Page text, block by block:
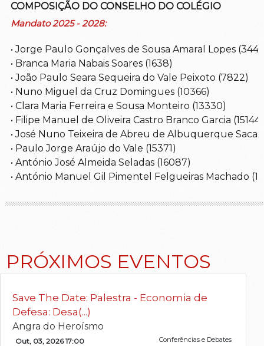
COMPOSIÇÃO DO CONSELHO DO COLÉGIO
Mandato 2025 - 2028:
• Jorge Paulo Gonçalves de Sousa Amaral Lopes (344)
• Branca Maria Nabais Soares (1638)
• João Paulo Seara Sequeira do Vale Peixoto (7822)
• Nuno Miguel da Cruz Domingues (10366)
• Clara Maria Ferreira e Sousa Monteiro (13330)
• Filipe Manuel de Oliveira Castro Branco Garcia (15144)
• José Nuno Teixeira de Abreu de Albuquerque
• Paulo Jorge Araújo do Vale (15371)
• António José Almeida Seladas (16087)
• António Manuel Gil Pimentel Felgueiras Machado
PRÓXIMOS EVENTOS
Save The Date: Palestra - Economia de
Defesa: Desa(...)
Angra do Heroísmo
Out, 03, 2026 17:00 Conferências e Debates